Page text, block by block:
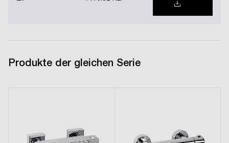
Produkte der gleichen Serie